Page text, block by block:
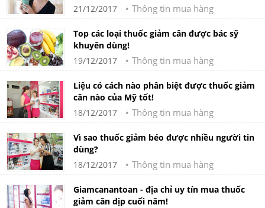
21/12/2017
Thông tin mua hàng
Top các loại thuốc giảm cân được bác sỹ
khuyên dùng!
19/12/2017
Thông tin mua hàng
Liệu có cách nào phân biệt được thuốc giảm
cân nào của Mỹ tốt!
18/12/2017
Thông tin mua hàng
Vì sao thuốc giảm béo được nhiều người tin
dùng?
18/12/2017
Thông tin mua hàng
Giamcanantoan - địa chỉ uy tín mua thuốc
giảm cân dịp cuối năm!